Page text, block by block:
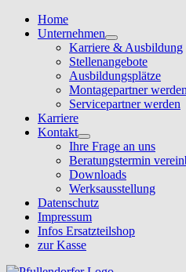
Home
Unternehmen
Karriere & Ausbildung
Stellenangebote
Ausbildungsplätze
Montagepartner werden
Servicepartner werden
Karriere
Kontakt
Ihre Frage an uns
Beratungstermin
Downloads
Werksausstellung
Datenschutz
Impressum
Infos Ersatzteilshop
zur Kasse